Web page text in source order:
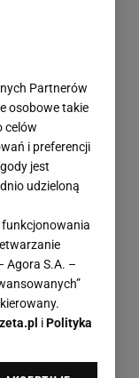
Partnerów
osobowe takie
celów
i preferencji
jest
udzieloną
Agora S.A. –
iPolityka